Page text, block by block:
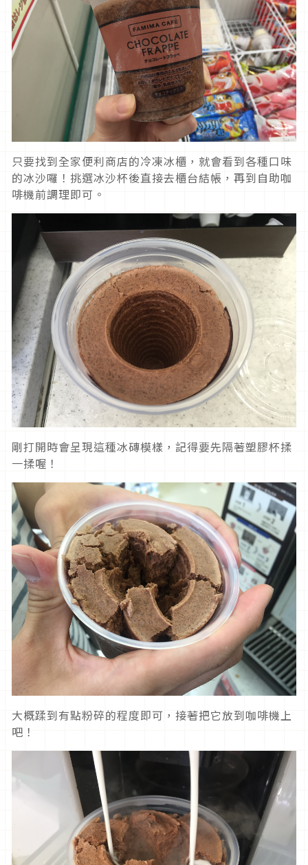
只要找到全家便利商店的冷凍冰櫃，就會看到各種口味
的冰沙囉！挑選冰沙杯後直接去櫃台結帳，再到自助咖
啡機前調理即可。
剛打開時會呈現這種冰磚模樣，記得要先隔著塑膠杯揉
一揉喔！
大概蹂到有點粉碎的程度即可，接著把它放到咖啡機上
吧！